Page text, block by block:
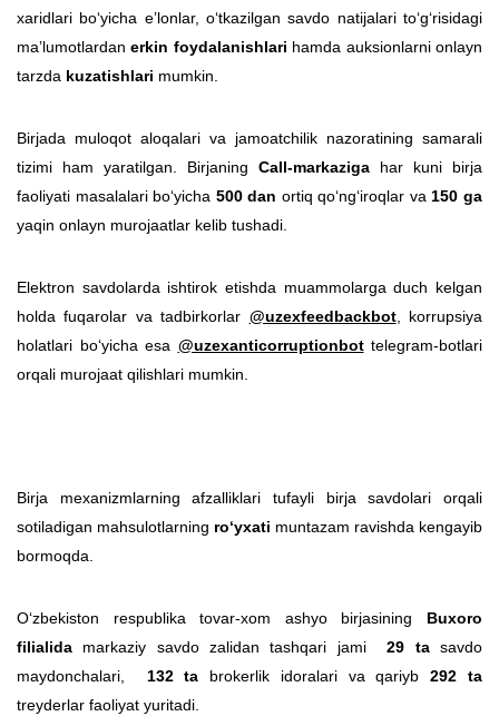
xaridlari bo‘yicha eʼlonlar, o‘tkazilgan savdo natijalari to‘g‘risidagi
maʼlumotlardanerkin foydalanishlari hamda auksionlarni onlayn
tarzda kuzatishlari mumkin.
Birjada muloqot aloqalari va jamoatchilik nazoratining samarali
tizimi ham yaratilgan. Birjaning Call-markaziga har kuni birja
faoliyati masalalari bo‘yicha 500 dan ortiq qo‘ng‘iroqlar va150 ga
yaqin onlayn murojaatlar kelib tushadi.
Elektron savdolarda ishtirok etishda muammolarga duch kelgan
holda fuqarolar va tadbirkorlar @uzexfeedbackbot, korrupsiya
holatlari bo‘yicha esa @uzexanticorruptionbottelegram-botlari
orqali murojaat qilishlari mumkin.
Birja mexanizmlarning afzalliklari tufayli birja savdolari orqali
sotiladigan mahsulotlarning ro‘yxati muntazam ravishda kengayib
bormoqda.
O‘zbekiston respublika tovar-xom ashyo birjasining Buxoro
filialida markaziy savdo zalidan tashqari jami 29 tasavdo
maydonchalari, 132 ta brokerlik idoralari va qariyb292 ta
treyderlar faoliyat yuritadi.